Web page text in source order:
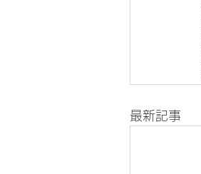
最新記事